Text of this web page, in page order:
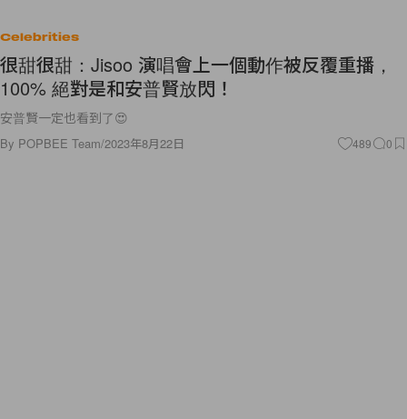
Celebrities
很甜很甜：Jisoo 演唱會上一個動作被反覆重播，
100% 絕對是和安普賢放閃！
安普賢一定也看到了😍
By POPBEE Team/2023年8月22日 489 0